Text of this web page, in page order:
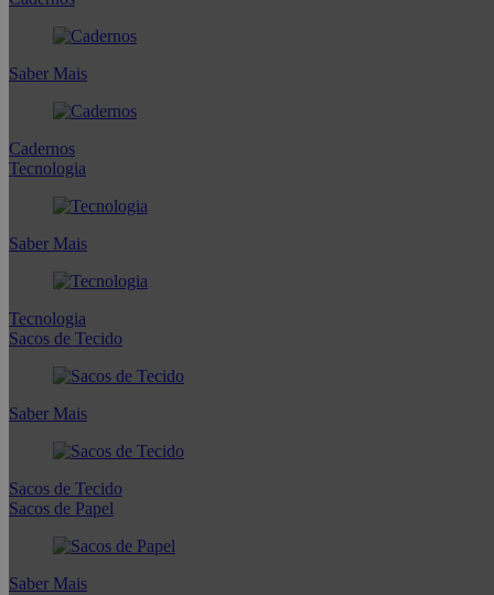
Saber Mais
Cadernos
Tecnologia
Saber Mais
Tecnologia
Sacos de Tecido
Saber Mais
Sacos de Tecido
Sacos de Papel
Saber Mais